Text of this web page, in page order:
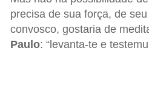
precisa de sua força, de
convosco, gostaria de
Paulo: “levanta-te e